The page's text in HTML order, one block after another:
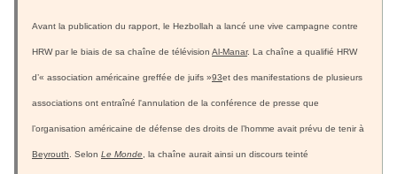
Avant la publication du rapport, le Hezbollah a lancé une vive campagne contre
HRW par le biais de sa chaîne de télévision Al-Manar. La chaîne a qualifié HRW
d’« association américaine greffée de juifs »93et des manifestations de plusieurs
associations ont entraîné l'annulation de la conférence de presse que
l’organisation américaine de défense des droits de l’homme avait prévu de tenir à
Beyrouth. Selon Le Monde, la chaîne aurait ainsi un discours teinté